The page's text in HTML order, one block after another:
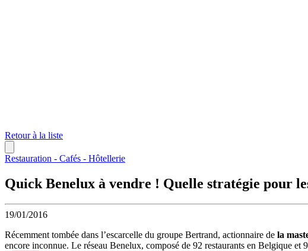
Retour à la liste
Restauration - Cafés - Hôtellerie
Quick Benelux à vendre ! Quelle stratégie pour
19/01/2016
Récemment tombée dans l’escarcelle du groupe Bertrand, actionnaire de la
encore inconnue. Le réseau Benelux, composé de 92 restaurants en Belgique et